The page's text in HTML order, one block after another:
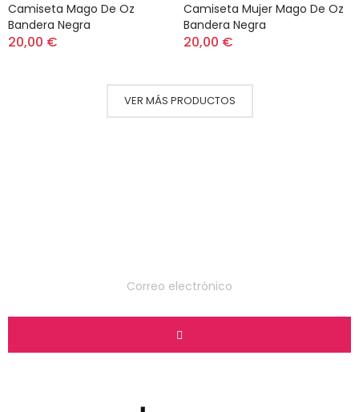
Camiseta Mago De Oz
Bandera Negra
20,00 €
Camiseta Mujer Mago De Oz
Bandera Negra
20,00 €
VER MÁS PRODUCTOS